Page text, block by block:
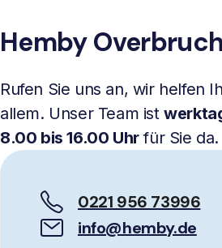
Hemby Overbruch
Rufen Sie uns an, wir helfen
allem. Unser Team ist
8.00 bis 16.00 Uhrfür Sie da.
0221 956 73996
info@hemby.de